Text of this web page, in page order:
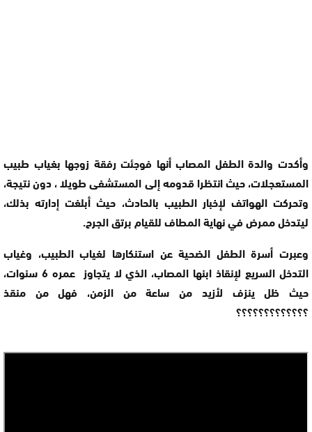
وأكدت والدة الطفل المصاب أنها فوجئت رفقة زوجها بغياب طبيب
المستعجلات، حيث انتظرا قدومه إلى المستشفى طويلا ، دون نتيجة،
وتحركت الهواتف لإخبار الطبيب بالحادث، حيث أبلغت إدارته بذلك،
ليتدخل ممرض في نهاية المطاف للقيام برتق الجرح.
وعبرت أسرة الطفل الضحية عن استنكارها لغياب الطبيب، وغياب
التدخل السريع لإنقاذ ابنها المصاب، الذي لا يتجاوز عمره 6 سنوات،
حيث ظل ينزف لأزيد من ساعة من الزمن، فهل من منقذ
؟؟؟؟؟؟؟؟؟؟؟؟؟